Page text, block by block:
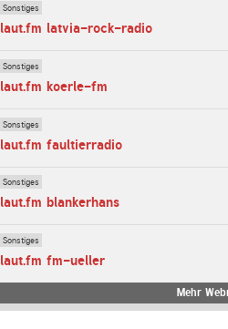
Sonstiges
laut.fm latvia-rock-radio
Sonstiges
laut.fm koerle-fm
Sonstiges
laut.fm faultierradio
Sonstiges
laut.fm blankerhans
Sonstiges
laut.fm fm-ueller
Mehr